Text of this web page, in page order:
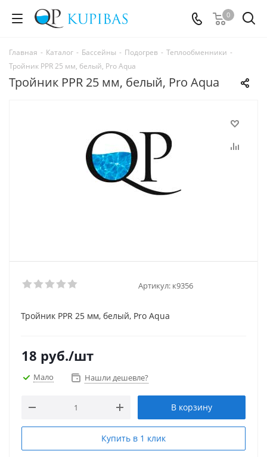
0
Главная - Каталог - Бассейны - Подогрев - Теплообменники -
Тройник PPR 25 мм, белый, Pro Aqua
Тройник PPR 25 мм, белый, Pro Aqua
Артикул: к9356
Тройник PPR 25 мм, белый, Pro Aqua
18 руб./шт
Мало Нашли дешевле?
В корзину
Купить в 1 клик